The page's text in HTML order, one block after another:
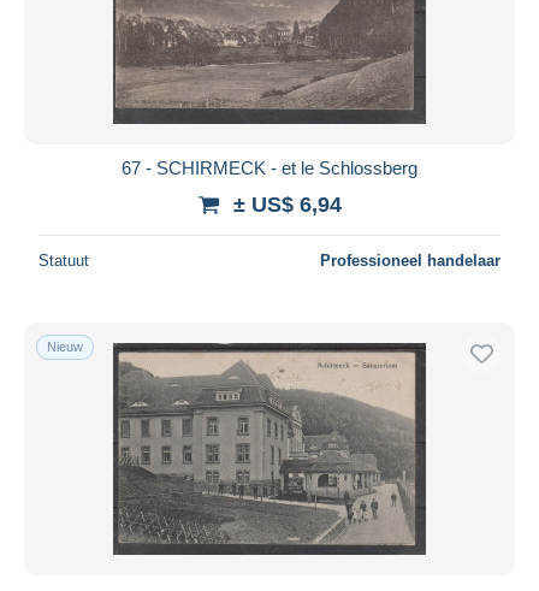
67 - SCHIRMECK - et le Schlossberg
± US$ 6,94
Statuut Professioneel handelaar
Nieuw